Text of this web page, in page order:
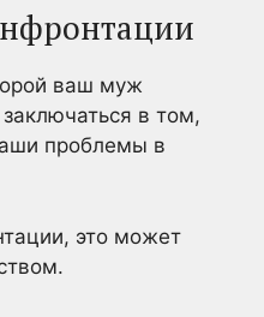
ваш муж
в том,
проблемы в
это может